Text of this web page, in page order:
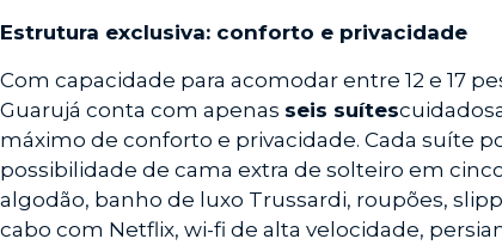
Estrutura exclusiva: conforto e privacidade
Com capacidade para acomodar entre 12 e 17
Guarujá conta com apenas seis suítes
máximo de conforto e privacidade. Cada suíte
possibilidade de cama extra de solteiro em
algodão, banho de luxo Trussardi, roupões,
cabo com Netflix, wi-fi de alta velocidade,